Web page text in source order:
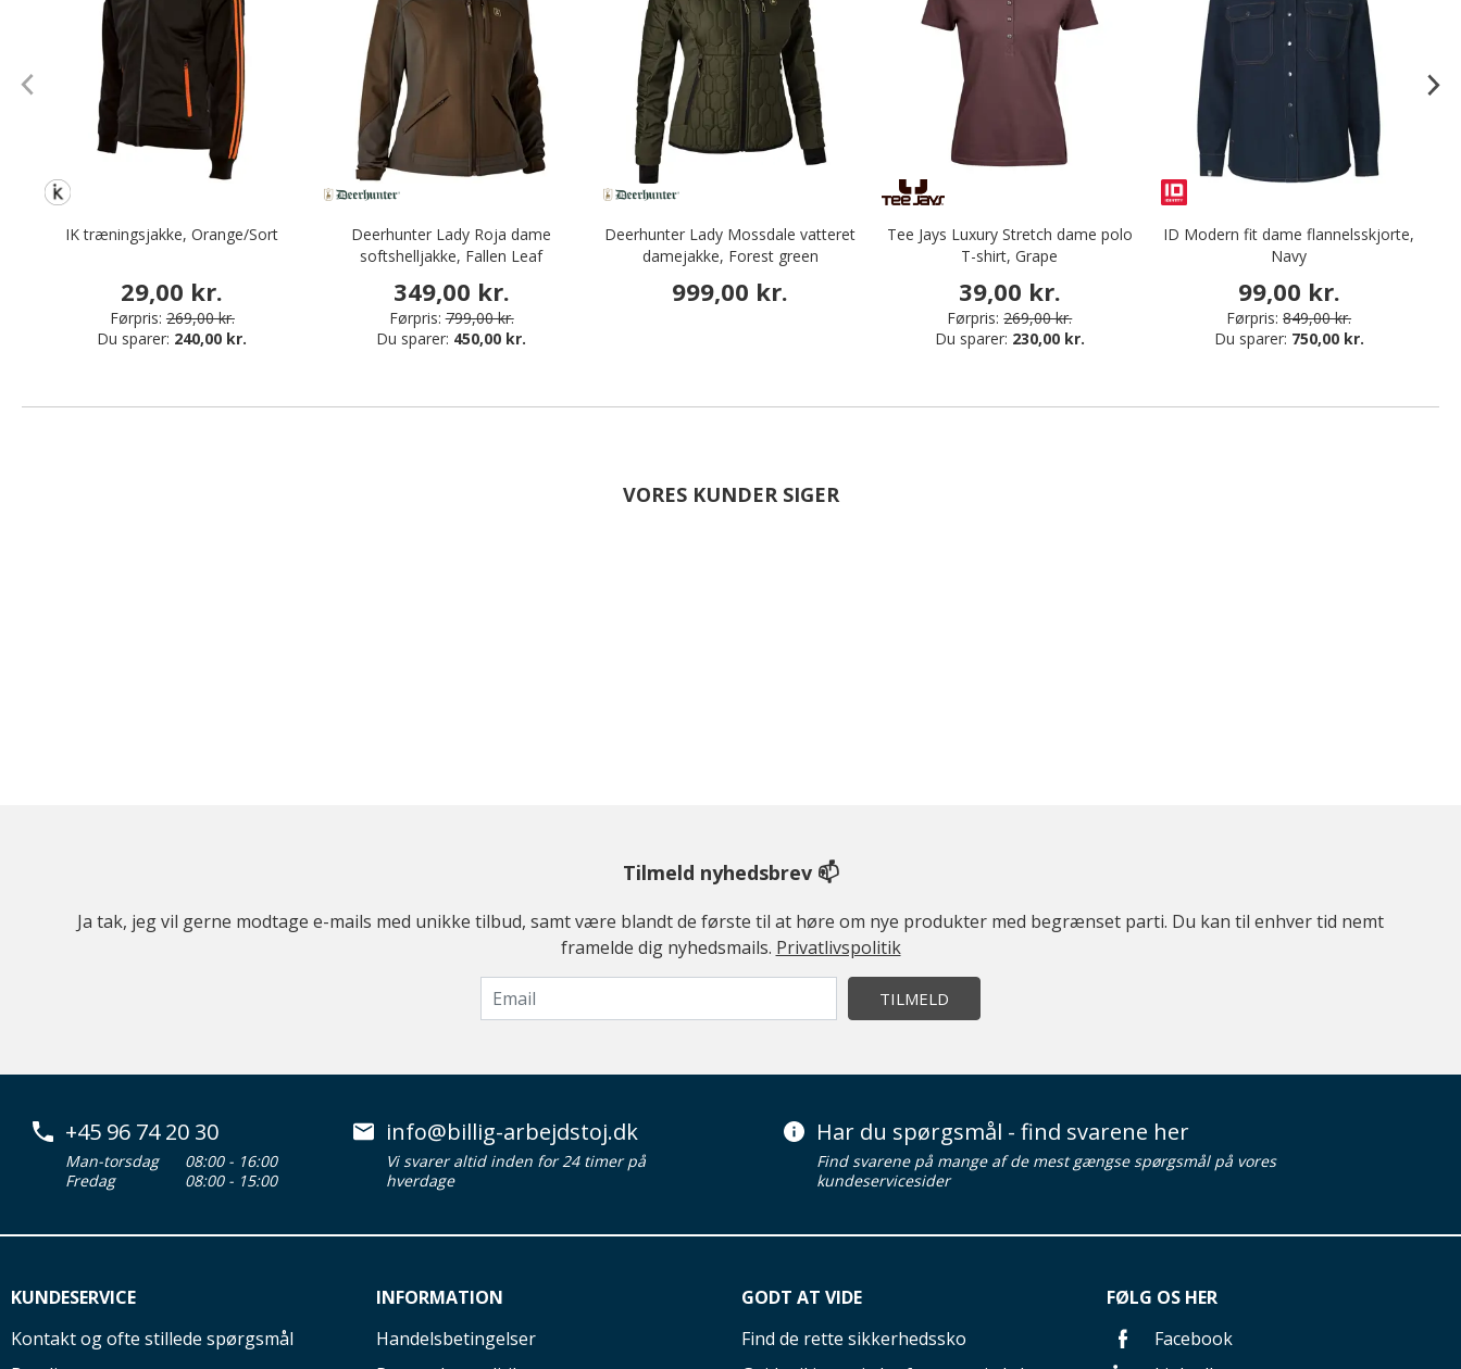
IK træningsjakke, Orange/Sort
29,00 kr.
Førpris: 269,00 kr.
Du sparer: 240,00 kr.
Deerhunter Lady Roja dame
softshelljakke, Fallen Leaf
349,00 kr.
Førpris: 799,00 kr.
Du sparer: 450,00 kr.
Deerhunter Lady Mossdale vatteret
damejakke, Forest green
999,00 kr.
Tee Jays Luxury Stretch dame polo
T-shirt, Grape
39,00 kr.
Førpris: 269,00 kr.
Du sparer: 230,00 kr.
ID Modern fit dame flannelsskjorte,
Navy
99,00 kr.
Førpris: 849,00 kr.
Du sparer: 750,00 kr.
VORES KUNDER SIGER
Tilmeld nyhedsbrev 📫
Ja tak, jeg vil gerne modtage e-mails med unikke tilbud, samt være blandt de første til at høre om nye produkter med begrænset parti. Du kan til enhver tid nemt
framelde dig nyhedsmails. Privatlivspolitik
TILMELD
+45 96 74 20 30
Man-torsdag
08:00 - 16:00
Fredag
08:00 - 15:00
info@billig-arbejdstoj.dk
Vi svarer altid inden for 24 timer på
hverdage
Har du spørgsmål - find svarene her
Find svarene på mange af de mest gængse spørgsmål på vores
kundeservicesider
KUNDESERVICE
Kontakt og ofte stillede spørgsmål
INFORMATION
Handelsbetingelser
GODT AT VIDE
Find de rette sikkerhedssko
FØLG OS HER
Facebook